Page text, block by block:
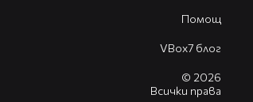
Помощ
VBox7 блог
© 2026
Всички права